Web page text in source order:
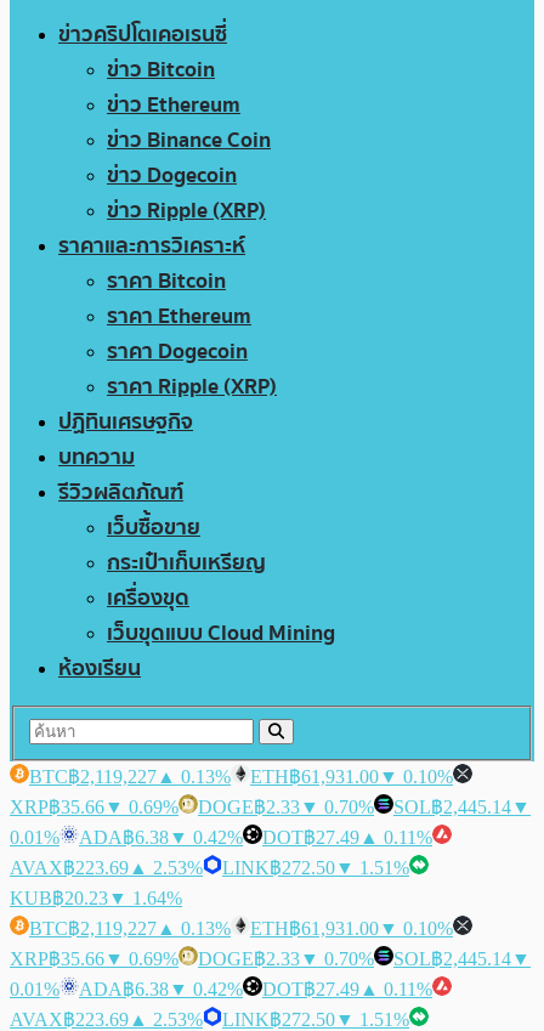
ข่าวคริปโตเคอเรนซี่
ข่าว Bitcoin
ข่าว Ethereum
ข่าว Binance Coin
ข่าว Dogecoin
ข่าว Ripple (XRP)
ราคาและการวิเคราะห์
ราคา Bitcoin
ราคา Ethereum
ราคา Dogecoin
ราคา Ripple (XRP)
ปฏิทินเศรษฐกิจ
บทความ
รีวิวผลิตภัณฑ์
เว็บซื้อขาย
กระเป๋าเก็บเหรียญ
เครื่องขุด
เว็บขุดแบบ Cloud Mining
ห้องเรียน
BTC฿2,119,227 ▲ 0.13% ETH฿61,931.00▼ 0.10%
XRP฿35.66▼ 0.69% DOGE฿2.33▼ 0.70% SOL฿2,445.14▼
0.01%
ADA฿6.38▼ 0.42% DOT฿27.49 ▲ 0.11%
AVAX฿223.69 ▲ 2.53% LINK฿272.50▼ 1.51%
KUB฿20.23▼ 1.64%
BTC฿2,119,227 ▲ 0.13% ETH฿61,931.00▼ 0.10%
XRP฿35.66▼ 0.69% DOGE฿2.33▼ 0.70% SOL฿2,445.14▼
0.01%
ADA฿6.38▼ 0.42% DOT฿27.49 ▲ 0.11%
AVAX฿223.69 ▲ 2.53% LINK฿272.50▼ 1.51%